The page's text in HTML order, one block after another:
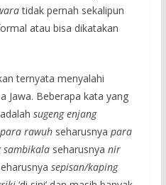
tidak pernah sekalipun
atau bisa dikatakan
ternyata menyalahi
Jawa. Beberapa kata yang
sugeng enjang
rawuh seharusnya para
sambikala seharusnya nir
sepisan/kaping